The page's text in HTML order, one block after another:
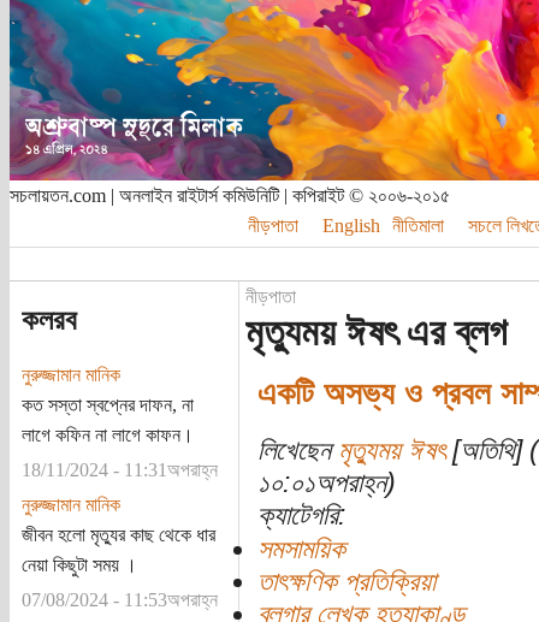
সচলায়তন.com | অনলাইন রাইটার্স কমিউনিটি | কপিরাইট © ২০০৬-২০১৫
নীড়পাতা
English নীতিমালা সচলে
কলরব
নুরুজ্জামান মানিক
কত সস্তা স্বপ্নের দাফন, না
লাগে কফিন না লাগে কাফন।
18/11/2024 - 11:31অপরাহ্ন
নুরুজ্জামান মানিক
জীবন হলো মৃত্যুর কাছ থেকে ধার
নেয়া কিছুটা সময় ।
07/08/2024 - 11:53অপরাহ্ন
নীড়পাতা
মৃত্যুময় ঈষৎ এর ব্লগ
একটি অসভ্য ও প্রবল
লিখেছেন মৃত্যুময় ঈষৎ[অতিথি]
১০:০১অপরাহ্ন)
ক্যাটেগরি:
সমসাময়িক
তাৎক্ষণিক প্রতিক্রিয়া
ব্লগার লেখক হত্যাকাণ্ড